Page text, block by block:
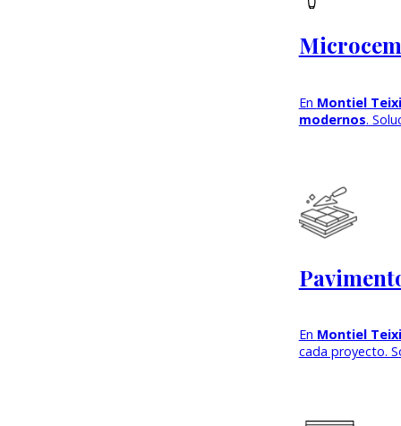
En Montiel
modernos.
En Montiel
cada proyecto.